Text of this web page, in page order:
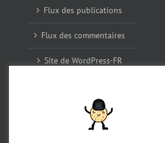
Flux des publications
Flux des commentaires
Site de WordPress-FR
Archives